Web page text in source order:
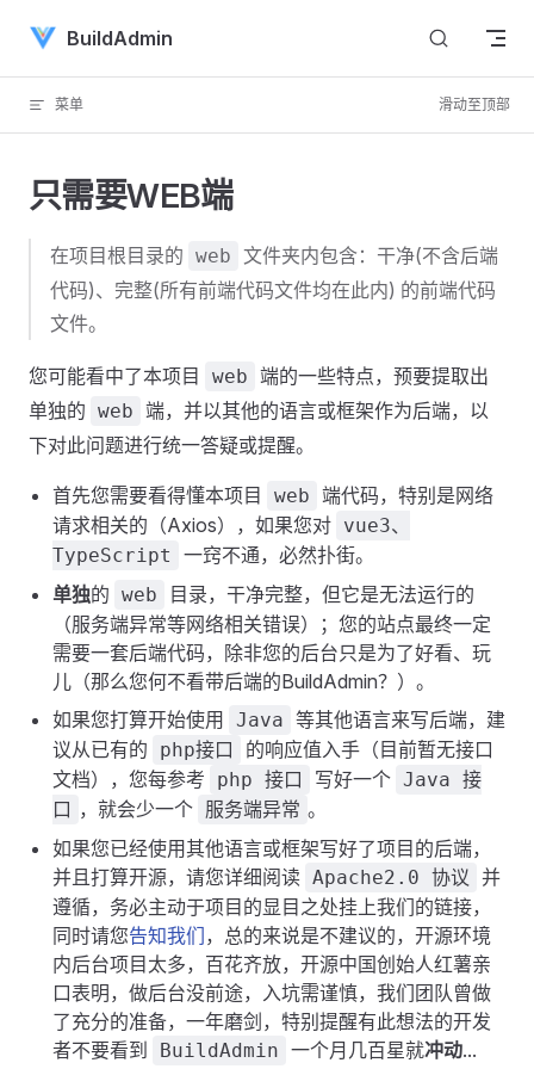
Skip to content
BuildAdmin
菜单 滑动至顶部
只需要WEB端
在项目根目录的 web 文件夹内包含：干净(不含后端
代码)、完整(所有前端代码文件均在此内) 的前端代码
文件。
您可能看中了本项目 web 端的一些特点，预要提取出
单独的 web 端，并以其他的语言或框架作为后端，以
下对此问题进行统一答疑或提醒。
首先您需要看得懂本项目 web 端代码，特别是网络
请求相关的（Axios），如果您对 vue3、
TypeScript
一窍不通，必然扑街。
单独的 web
目录，干净完整，但它是无法运行的
（服务端异常等网络相关错误）；您的站点最终一定
需要一套后端代码，除非您的后台只是为了好看、玩
儿（那么您何不看带后端的BuildAdmin？）。
如果您打算开始使用
Java 等其他语言来写后端，建
议从已有的
php接口
的响应值入手（目前暂无接口
文档），您每参考
php 接口 写好一个 Java 接
口 ，就会少一个 服务端异常 。
如果您已经使用其他语言或框架写好了项目的后端，
并且打算开源，请您详细阅读 Apache2.0 协议 并
遵循，务必主动于项目的显目之处挂上我们的链接，
同时请您告知我们 ，总的来说是不建议的，开源环境
内后台项目太多，百花齐放，开源中国创始人红薯亲
口表明，做后台没前途，入坑需谨慎，我们团队曾做
了充分的准备，一年磨剑，特别提醒有此想法的开发
者不要看到
BuildAdmin 一个月几百星就冲动...